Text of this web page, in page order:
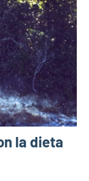
la dieta